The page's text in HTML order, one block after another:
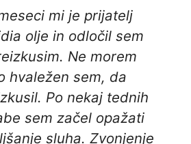
mi je prijatelj
olje in odločil sem
Ne morem
hvaležen sem, da
Po nekaj tednih
sem začel opažati
sluha. Zvonjenje